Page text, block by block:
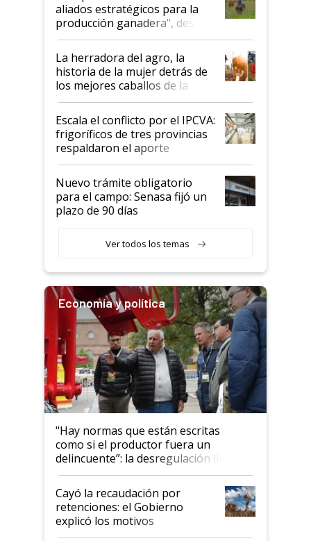
foco en la carne
aliados estratégicos para la
producción ganadera", destaca
la iniciativa que ya reúne a 46
establecimientos en Argentina
La herradora del agro, la
historia de la mujer detrás de
los mejores caballos de la
Argentina y los mitos que
todavía hacen sufrir a estos
animales: "Mientras me
descalificaban, yo seguí
haciendo currículum"
Escala el conflicto por el IPCVA:
frigoríficos de tres provincias
respaldaron el aporte
obligatorio
Nuevo trámite obligatorio
para el campo: Senasa fijó un
plazo de 90 días
Ver todos los temas
Economía y política
"Hay normas que están escritas
como si el productor fuera un
delincuente”: la desregulación llegó
al Congreso Aapresid y hasta se
habló del financiamiento al IPCVA
Cayó la recaudación por
retenciones: el Gobierno
explicó los motivos